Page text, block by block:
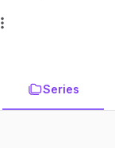
Series